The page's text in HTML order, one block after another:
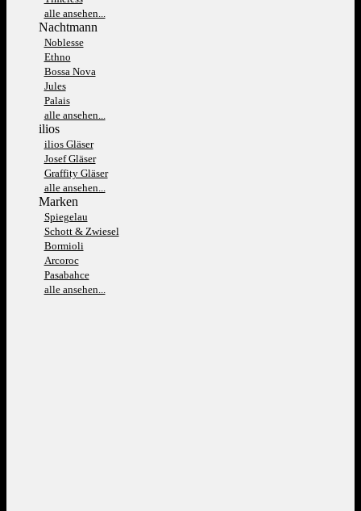
alle ansehen...
Nachtmann
Noblesse
Ethno
Bossa Nova
Jules
Palais
alle ansehen...
ilios
ilios Gläser
Josef Gläser
Graffity Gläser
alle ansehen...
Marken
Spiegelau
Schott & Zwiesel
Bormioli
Arcoroc
Pasabahce
alle ansehen...